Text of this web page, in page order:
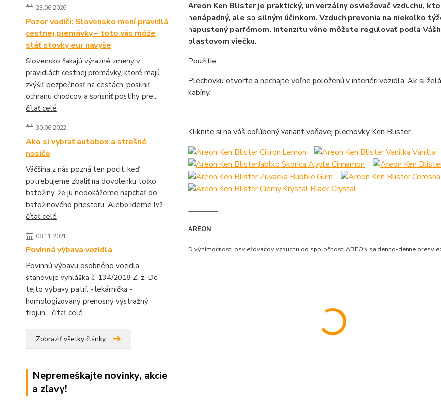
23.06.2026
Pozor vodiči: Slovensko mení pravidlá
cestnej premávky – toto vás môže
stáť stovky eur navyše
Slovensko čakajú výrazné zmeny v
pravidlách cestnej premávky, ktoré majú
zvýšiť bezpečnosť na cestách, posilniť
ochranu chodcov a sprísniť postihy pre...
čítať celé
30.06.2022
Ako si vybrať autobox a strešné
nosiče
Väčšina z nás pozná ten pocit, keď
potrebujeme zbaliť na dovolenku toľko
batožiny, že ju nedokážeme napchať do
batožinového priestoru. Alebo ideme lyž...
čítať celé
08.11.2021
Povinná výbava vozidla
Povinnú výbavu osobného vozidla
stanovuje vyhláška č. 134/2018 Z. z. Do
tejto výbavy patrí: - lekárnička -
homologizovaný prenosný výstražný
trojuh... čítať celé
Zobraziť všetky články
Nepremeškajte novinky, akcie
a zľavy!
Areon Ken Blister je praktický, univerzálny osviežovač vzduchu,
nenápadný, ale so silným účinkom. Vzduch prevonia na niekoľko
napustený parfémom. Intenzitu vône môžete regulovať podľa
plastovom viečku.
Použitie:
Plechovku otvorte a nechajte voľne položenú v interiéri vozidla. Ak si
kabíny.
Kliknite si na váš obľúbený variant voňavej plechovky Ken Blister:
__________
AREON:
O výnimočnosti osviežovačov vzduchu od spoločnosti AREON sa denno-denne